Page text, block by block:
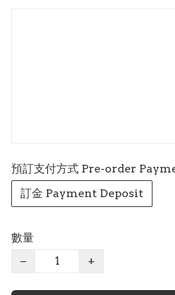
預訂支付方式 Pre-order
訂金 Payment Deposit
數量
−
+